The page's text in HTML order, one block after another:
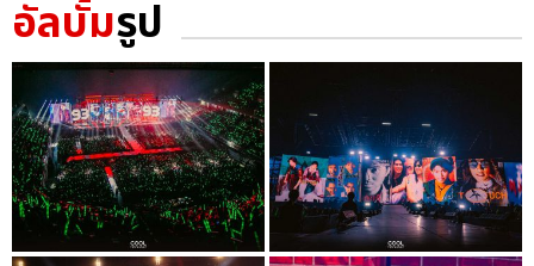
อัลบั้มรูป